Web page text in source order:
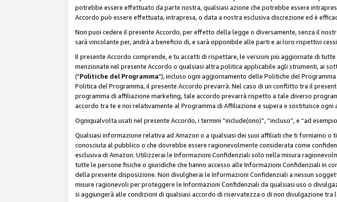
potrebbe essere effettuato da parte nostra, qualsiasi azione che potrebbe essere
Accordo può essere effettuata, intrapresa, o data a nostra esclusiva discrezione ed è
Non puoi cedere il presente Accordo, per effetto della legge o diversamente, senza il
sarà vincolante per, andrà a beneficio di, e sarà opponibile alle parti e ai loro rispettivi
Il presente Accordo comprende, e tu accetti di rispettare, le versioni più aggiornate di
menzionate nel presente Accordo o qualsiasi altra politica applicabile agli strumenti, ai
("Politiche del Programma"), incluso ogni aggiornamento delle Politiche del
Politica del Programma, il presente Accordo prevarrà. Nel caso di un conflitto tra il
programma di affiliazione marketing, tale accordo prevarrà rispetto a tale diverso
accordo tra te e noi relativamente al Programma di Affiliazione e supera e sostituisce ogni
Ogniqualvolta usati nel presente Accordo, i termini “include(ono)”, “incluso”, e “ad
Qualsiasi informazione relativa ad Amazon o a qualsiasi dei suoi affiliati che ti forniamo o
conosciuta al pubblico o che dovrebbe essere ragionevolmente considerata come
esclusiva di Amazon. Utilizzerai le Informazioni Confidenziali solo nella misura
tutte le persone fisiche o giuridiche che hanno accesso alle Informazioni Confidenziali in
della presente disposizione. Non divulgherai le Informazioni Confidenziali a nessun
misure ragionevoli per proteggere le Informazioni Confidenziali da qualsiasi uso o
si aggiungerà alle condizioni di qualsiasi accordo di riservatezza o di non divulgazione tra